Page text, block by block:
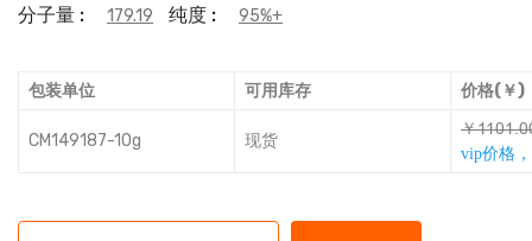
分子量 : 179.19 纯度 : 95%+
包装单位 可用库存 价格(￥)
CM149187-10g 现货
￥
vip价格